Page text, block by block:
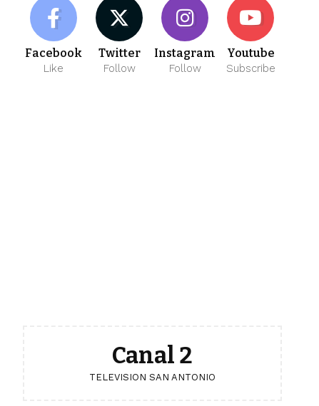
Facebook
Like
Twitter
Follow
Instagram
Follow
Youtube
Subscribe
Canal 2
TELEVISION SAN ANTONIO